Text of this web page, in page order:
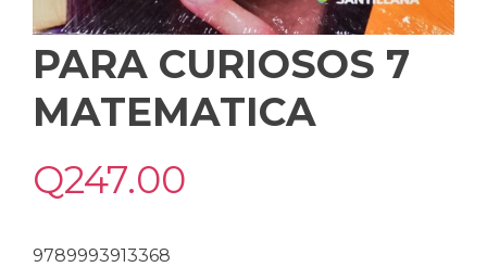
PARA CURIOSOS 7
MATEMATICA
Q247.00
9789993913368